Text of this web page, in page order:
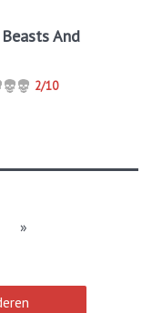
And
2/10
»